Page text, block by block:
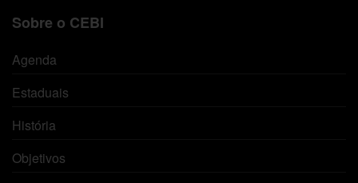
Sobre o CEBI
Agenda
Estaduais
História
Objetivos